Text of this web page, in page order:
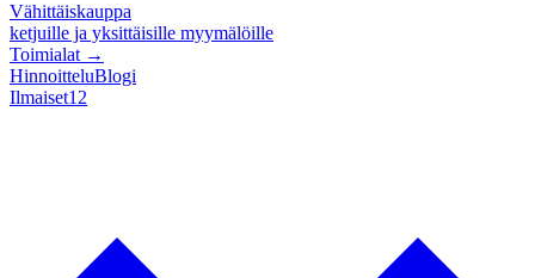
Vähittäiskauppa
ketjuille ja yksittäisille myymälöille
Toimialat →
HinnoitteluBlogi
Ilmaiset12